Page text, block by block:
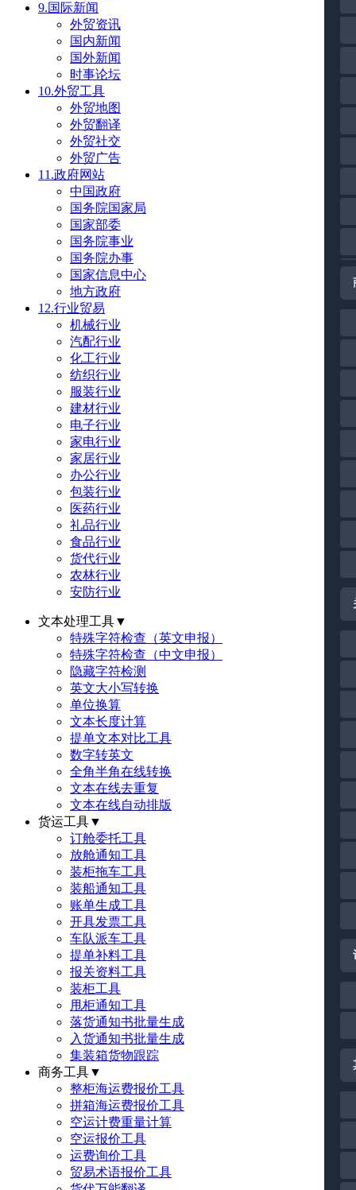
9.国际新闻
外贸资讯
国内新闻
国外新闻
时事论坛
10.外贸工具
外贸地图
外贸翻译
外贸社交
外贸广告
11.政府网站
中国政府
国务院国家局
国家部委
国务院事业
国务院办事
国家信息中心
地方政府
12.行业贸易
机械行业
汽配行业
化工行业
纺织行业
服装行业
建材行业
电子行业
家电行业
家居行业
办公行业
包装行业
医药行业
礼品行业
食品行业
货代行业
农林行业
安防行业
文本处理工具▼
特殊字符检查（英文申报）
特殊字符检查（中文申报）
隐藏字符检测
英文大小写转换
单位换算
文本长度计算
提单文本对比工具
数字转英文
全角半角在线转换
文本在线去重复
文本在线自动排版
货运工具▼
订舱委托工具
放舱通知工具
装柜拖车工具
装船通知工具
账单生成工具
开具发票工具
车队派车工具
提单补料工具
报关资料工具
装柜工具
甩柜通知工具
落货通知书批量生成
入货通知书批量生成
集装箱货物跟踪
商务工具▼
整柜海运费报价工具
拼箱海运费报价工具
空运计费重量计算
空运报价工具
运费询价工具
贸易术语报价工具